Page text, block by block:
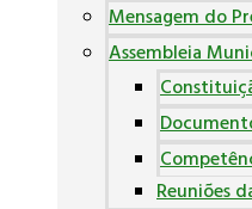
Mensagem do
Assembleia
Reuniões